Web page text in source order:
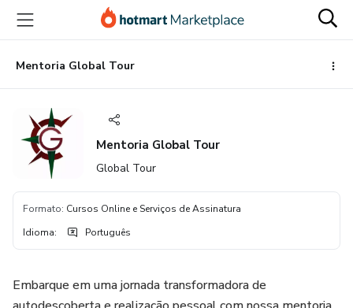
para
conteúdo
principal
para
pagamento
para
rodapé
Mentoria Global Tour
Mentoria Global Tour
Global Tour
Formato: Cursos Online e Serviços de Assinatura
Idioma: Português
Embarque em uma jornada transformadora de